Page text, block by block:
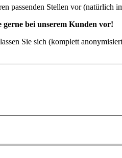
passenden Stellen vor (natürlich
bei unserem Kunden vor!
Sie sich (komplett